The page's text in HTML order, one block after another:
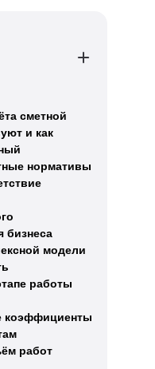
сметной
и как
нормативы
бизнеса
модели
работы
коэффициенты
работ